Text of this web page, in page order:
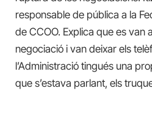
responsable de pública a la
de CCOO. Explica que es van
negociació i van deixar els
l’Administració tingués una
que s’estava parlant, els